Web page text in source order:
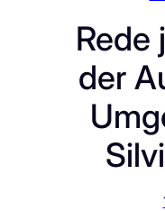
Rede
der